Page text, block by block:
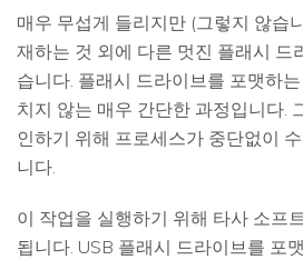
매우 무섭게 들리지만 (그렇지 않습
재하는 것 외에 다른 멋진 플래시 드
습니다. 플래시 드라이브를 포맷하
치지 않는 매우 간단한 과정입니다.
인하기 위해 프로세스가 중단없이
니다.
이 작업을 실행하기 위해 타사 소프
됩니다. USB 플래시 드라이브를 포